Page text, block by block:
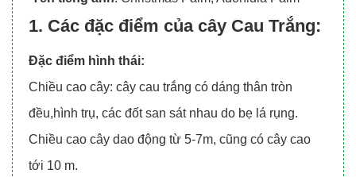
1. Các đặc điểm của cây Cau Trắng:
Đặc điểm hình thái:
Chiều cao cây: cây cau trắng có dáng thân tròn
đều,hình trụ, các đốt san sát nhau do bẹ lá rụng.
Chiều cao cây dao động từ 5-7m, cũng có cây cao
tới 10 m.